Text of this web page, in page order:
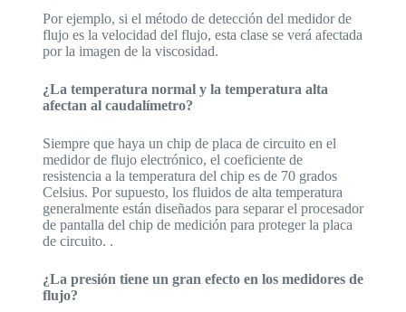
Por ejemplo, si el método de detección del medidor de
flujo es la velocidad del flujo, esta clase se verá afectada
por la imagen de la viscosidad.
¿La temperatura normal y la temperatura alta
afectan al caudalímetro?
Siempre que haya un chip de placa de circuito en el
medidor de flujo electrónico, el coeficiente de
resistencia a la temperatura del chip es de 70 grados
Celsius. Por supuesto, los fluidos de alta temperatura
generalmente están diseñados para separar el procesador
de pantalla del chip de medición para proteger la placa
de circuito. .
¿La presión tiene un gran efecto en los medidores de
flujo?